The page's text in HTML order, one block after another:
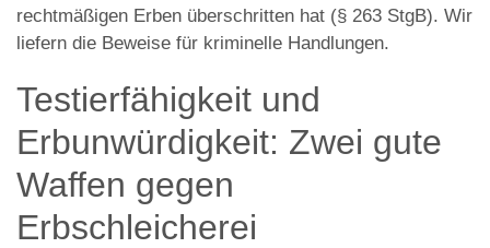
rechtmäßigen Erben überschritten hat (§ 263 StgB). Wir
liefern die Beweise für kriminelle Handlungen.
Testierfähigkeit und
Erbunwürdigkeit: Zwei gute
Waffen gegen
Erbschleicherei